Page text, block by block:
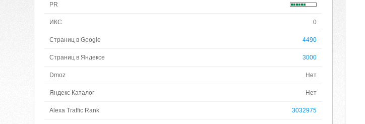
PR
ИКС 0
Страниц в Google 4490
Страниц в Яндексе 3000
Dmoz Нет
Яндекс Каталог Нет
Alexa Traffic Rank 3032975